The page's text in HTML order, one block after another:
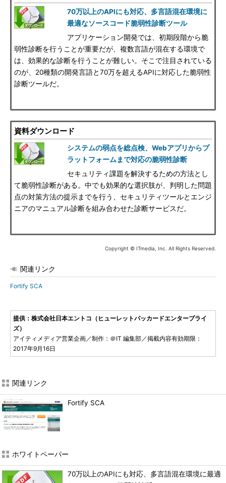
70万以上のAPIにも対応、多言語混在環境に
最適なソースコード脆弱性診断ツール
アプリケーション開発では、初期段階から脆
弱性診断を行うことが重要だが、複数言語が混在する環境で
は、効果的な診断を行うことが難しい。そこで注目されている
のが、20種類の開発言語と70万を超えるAPIに対応した脆弱性
診断ツールだ。
資料ダウンロード
システムの弱点を総点検、Webアプリからプ
ラットフォームまで対応の脆弱性診断
セキュリティ課題を解決するための方法とし
て脆弱性診断がある。中でも効果的な選択肢が、判明した問題
点の対策方法の提示までを行う、セキュリティツールとエンジ
ニアのマニュアル診断を組み合わせた診断サービスだ。
Copyright © ITmedia, Inc. All Rights Reserved.
関連リンク
Fortify SCA
提供：株式会社日本エントコ（ヒューレットパッカードエンタープライ
ズ）
アイティメディア営業企画／制作：＠IT 編集部／掲載内容有効期限：
2017年9月16日
関連リンク
Fortify SCA
ホワイトペーパー
70万以上のAPIにも対応、多言語混在環境に最適